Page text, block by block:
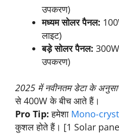
अब आते हैं मुख्य सवाल पर। एक
उसके आकार, टेक्नोलॉजी और
आमतौर पर:
छोटे उपकरण)
मध्यम सोलर पैनल:
जैसे पंखे, लाइट)
बड़े सोलर पैनल:300W